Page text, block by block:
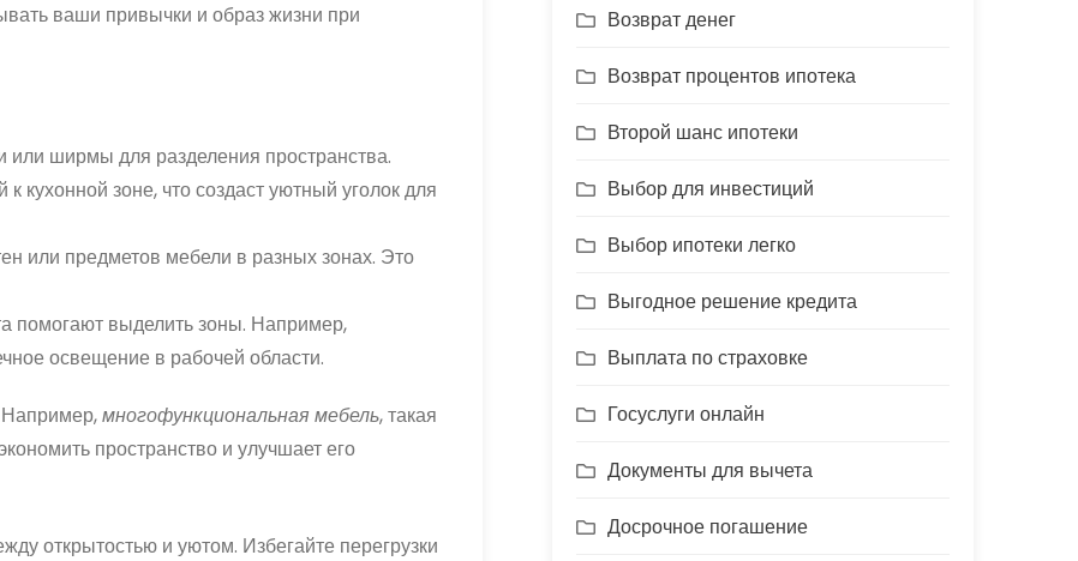
ваши привычки и образ жизни при
или ширмы для разделения пространства.
кухонной зоне, что создаст уютный уголок для
или предметов мебели в разных зонах. Это
помогают выделить зоны. Например,
освещение в рабочей области.
многофункциональная мебель, такая
пространство и улучшает его
открытостью и уютом. Избегайте перегрузки
Возврат денег
Возврат процентов ипотека
Второй шанс ипотеки
Выбор для инвестиций
Выбор ипотеки легко
Выгодное решение кредита
Выплата по страховке
Госуслуги онлайн
Документы для вычета
Досрочное погашение